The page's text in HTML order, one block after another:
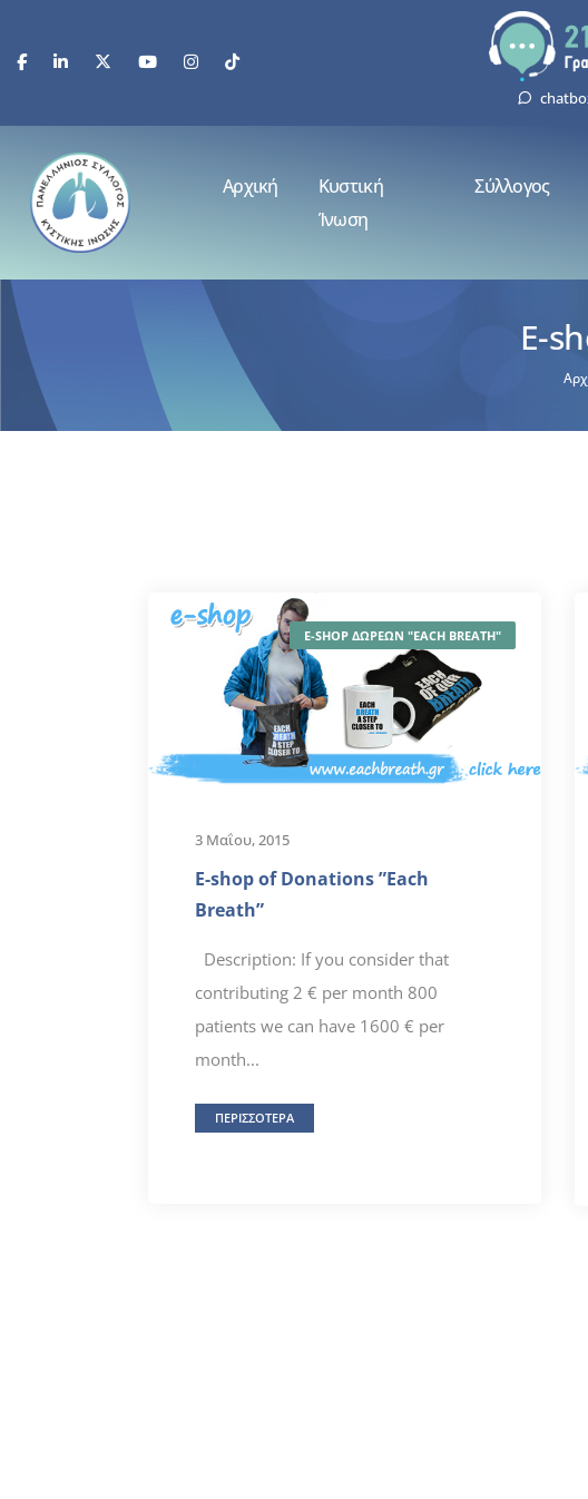
Αρχική
Κυστική
Ίνωση
Σύλλογος
E-
E-SHOP ΔΩΡΕΩΝ "EACH BREATH"
3 Μαΐου, 2015
E-shop of Donations ”Each
Breath”
Description: If you consider that
contributing 2 € per month 800
patients we can have 1600 € per
month...
ΠΕΡΙΣΣΟΤΕΡΑ